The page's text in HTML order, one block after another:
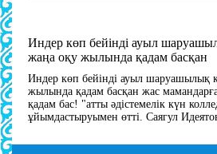
Индер көп бейінді ауыл
жаңа оқу жылында қадам басқан
Индер көп бейінді ауыл шаруашылық
жылында қадам басқан жас
қадам бас! "атты әдістемелік күн
ұйымдастыруымен өтті. Саягул